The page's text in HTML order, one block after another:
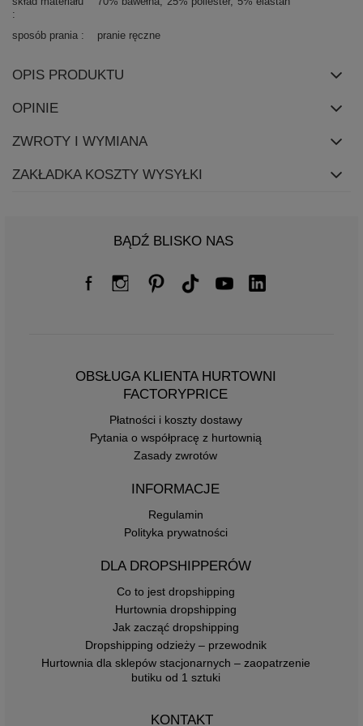
sposób prania pranie ręczne
OPIS PRODUKTU
OPINIE
ZWROTY I WYMIANA
ZAKŁADKA KOSZTY WYSYŁKI
BĄDŹ BLISKO NAS
OBSŁUGA KLIENTA HURTOWNI
FACTORYPRICE
Płatności i koszty dostawy
Pytania o współpracę z hurtownią
Zasady zwrotów
INFORMACJE
Regulamin
Polityka prywatności
DLA DROPSHIPPERÓW
Co to jest dropshipping
Hurtownia dropshipping
Jak zacząć dropshipping
Dropshipping odzieży – przewodnik
Hurtownia dla sklepów stacjonarnych – zaopatrzenie
butiku od 1 sztuki
KONTAKT